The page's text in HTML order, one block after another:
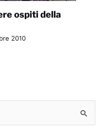
ospiti della
2010